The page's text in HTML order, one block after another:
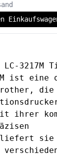
3217M
ist eine
ihrer
liefert sie